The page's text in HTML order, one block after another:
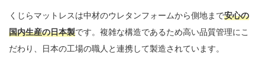
くじらマットレスは中材のウレタンフォームから側地まで安心の
国内生産の日本製です。複雑な構造であるため高い品質管理にこ
だわり、日本の工場の職人と連携して製造されています。